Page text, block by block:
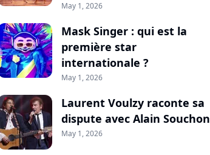
May 1, 2026
Mask Singer : qui est la
première star
internationale ?
May 1, 2026
Laurent Voulzy raconte sa
dispute avec Alain Souchon
May 1, 2026